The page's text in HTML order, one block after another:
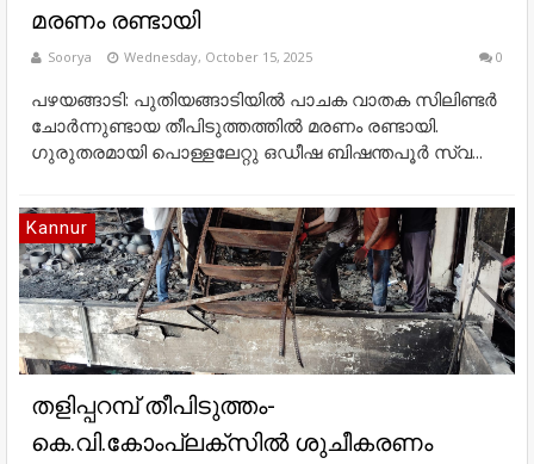
മരണം രണ്ടായി
Soorya Wednesday, October 15, 2025 0
പഴയങ്ങാടി: പുതിയങ്ങാടിയിൽ പാചക വാതക സിലിണ്ടർ
ചോർന്നുണ്ടായ തീപിടുത്തത്തിൽ മരണം രണ്ടായി.
ഗുരുതരമായി പൊള്ളലേറ്റു ഒഡീഷ ബിഷന്തപൂർ സ്വ...
Kannur
തളിപ്പറമ്പ് തീപിടുത്തം-
കെ.വി.കോംപ്ലക്‌സില്‍ ശുചീകരണം